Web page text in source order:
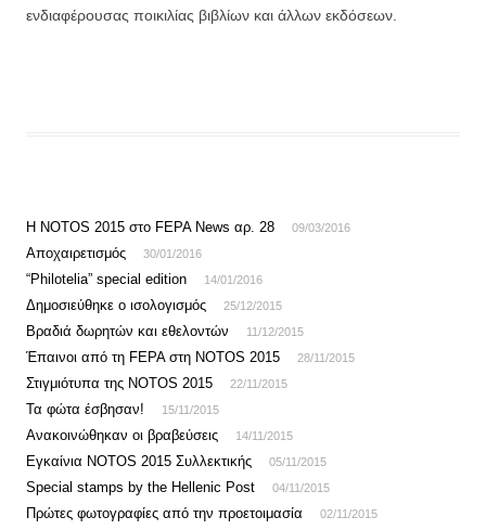
ενδιαφέρουσας ποικιλίας βιβλίων και άλλων εκδόσεων.
Η NOTOS 2015 στο FEPA News αρ. 28 09/03/2016
Αποχαιρετισμός 30/01/2016
“Philotelia” special edition 14/01/2016
Δημοσιεύθηκε ο ισολογισμός 25/12/2015
Βραδιά δωρητών και εθελοντών 11/12/2015
Έπαινοι από τη FEPA στη NOTOS 2015 28/11/2015
Στιγμιότυπα της NOTOS 2015 22/11/2015
Τα φώτα έσβησαν! 15/11/2015
Ανακοινώθηκαν οι βραβεύσεις 14/11/2015
Εγκαίνια NOTOS 2015 Συλλεκτικής 05/11/2015
Special stamps by the Hellenic Post 04/11/2015
Πρώτες φωτογραφίες από την προετοιμασία 02/11/2015